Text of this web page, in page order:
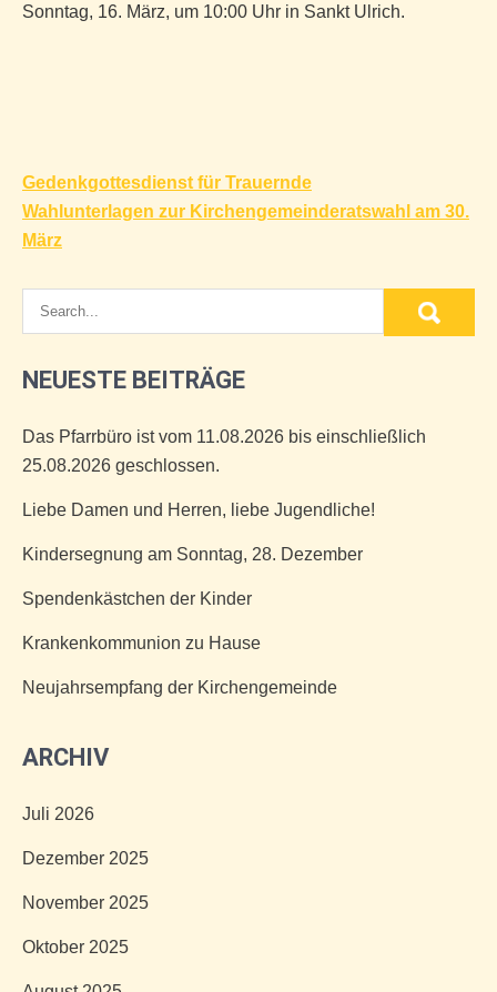
Sonntag, 16. März, um 10:00 Uhr in Sankt Ulrich.
Beitragsnavigation
Gedenkgottesdienst für Trauernde
Wahlunterlagen zur Kirchengemeinderatswahl am 30.
März
NEUESTE BEITRÄGE
Das Pfarrbüro ist vom 11.08.2026 bis einschließlich
25.08.2026 geschlossen.
Liebe Damen und Herren, liebe Jugendliche!
Kindersegnung am Sonntag, 28. Dezember
Spendenkästchen der Kinder
Krankenkommunion zu Hause
Neujahrsempfang der Kirchengemeinde
ARCHIV
Juli 2026
Dezember 2025
November 2025
Oktober 2025